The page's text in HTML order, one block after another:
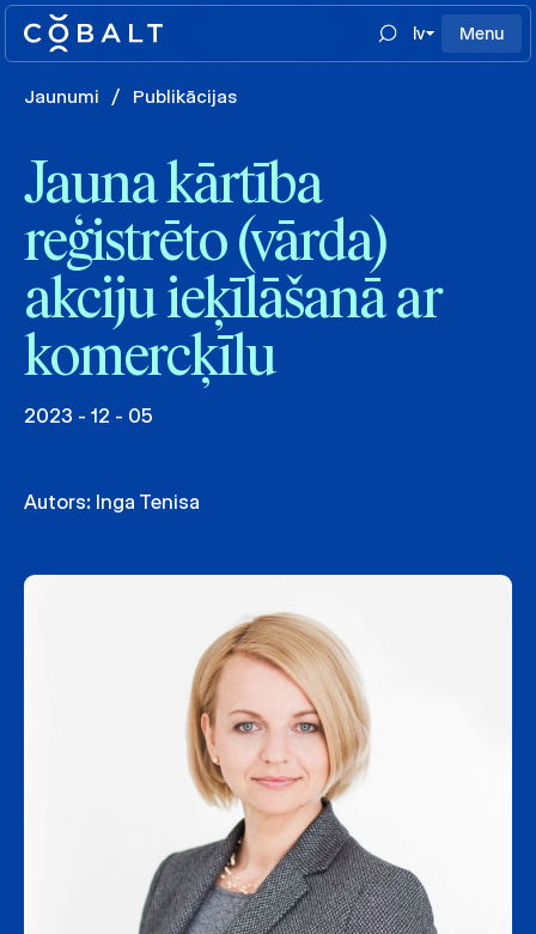
lv Menu
Jaunumi / Publikācijas
Jauna kārtība
reģistrēto (vārda)
akciju ieķīlāšanā ar
komercķīlu
2023 - 12 - 05
Autors: Inga Tenisa